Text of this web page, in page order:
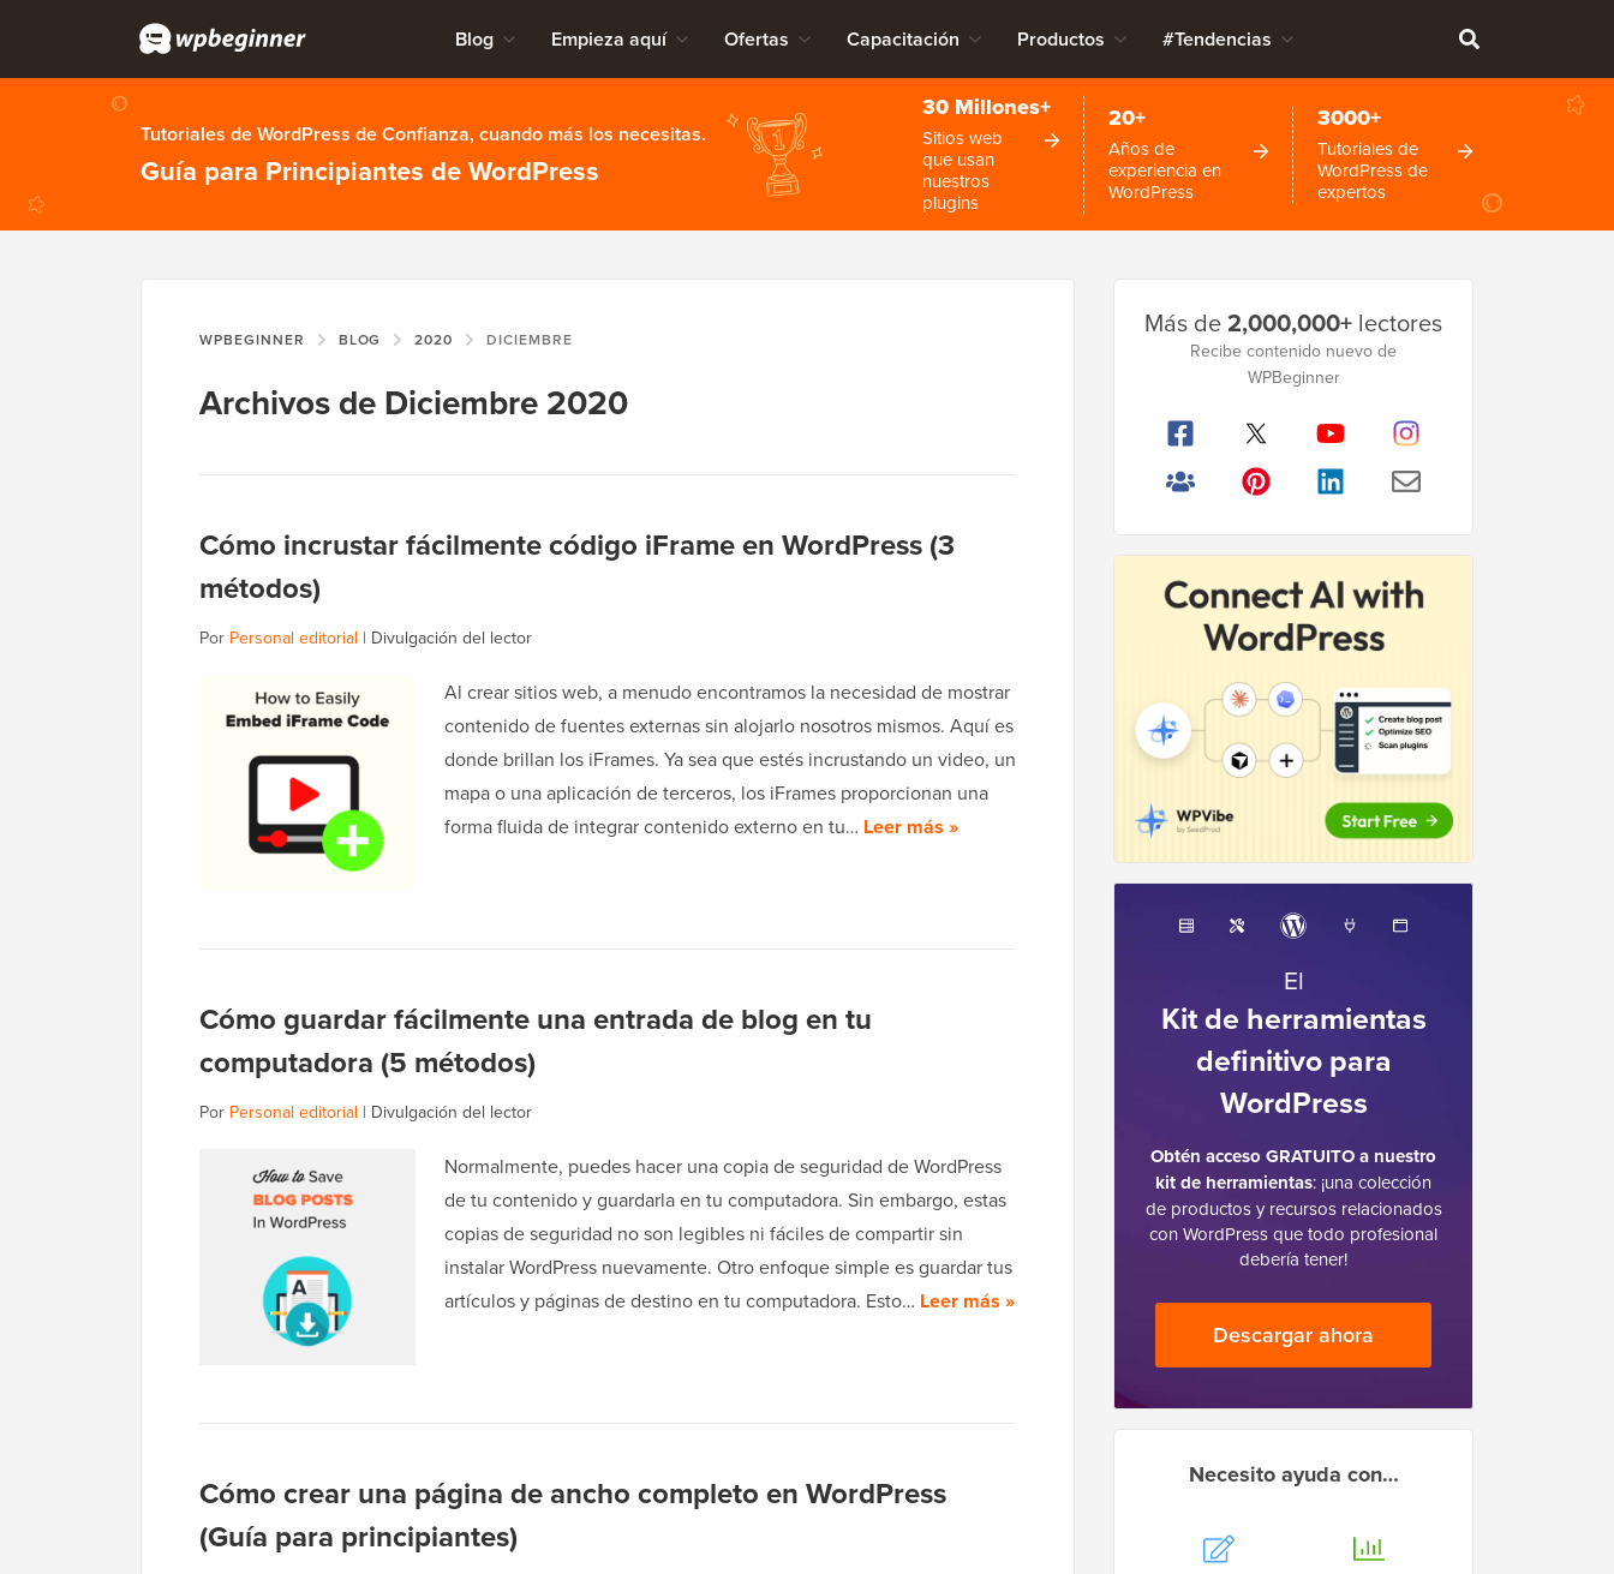
Blog Empieza aquí Ofertas Capacitación Productos #Tendencias
Tutoriales de WordPress de Confianza, cuando más los necesitas.
Guía para Principiantes de WordPress
30 Millones+
Sitios web
que usan
nuestros
plugins
20+
Años de
experiencia en
WordPress
3000+
Tutoriales de
WordPress de
expertos
WPBEGINNER BLOG 2020 DICIEMBRE
Archivos de Diciembre 2020
Cómo incrustar fácilmente código iFrame en WordPress (3
métodos)
Por Personal editorial | Divulgación del lector
Al crear sitios web, a menudo encontramos la necesidad de mostrar
contenido de fuentes externas sin alojarlo nosotros mismos. Aquí es
donde brillan los iFrames. Ya sea que estés incrustando un video, un
mapa o una aplicación de terceros, los iFrames proporcionan una
forma fluida de integrar contenido externo en tu… Leer más »
Cómo guardar fácilmente una entrada de blog en tu
computadora (5 métodos)
Por Personal editorial | Divulgación del lector
Normalmente, puedes hacer una copia de seguridad de WordPress
de tu contenido y guardarla en tu computadora. Sin embargo, estas
copias de seguridad no son legibles ni fáciles de compartir sin
instalar WordPress nuevamente. Otro enfoque simple es guardar tus
artículos y páginas de destino en tu computadora. Esto… Leer más »
Cómo crear una página de ancho completo en WordPress
(Guía para principiantes)
lateral
Más de2,000,000+ lectores
Recibe contenido nuevo de
WPBeginner
El
Kit de herramientas
definitivo para
WordPress
Obtén acceso GRATUITO a nuestro
kit de herramientas: ¡una colección
de productos y recursos relacionados
con WordPress que todo profesional
debería tener!
Descargar ahora
Necesito ayuda con…